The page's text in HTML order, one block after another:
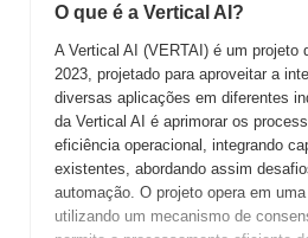
O que é a Vertical AI?
A Vertical AI (VERTAI) é um projeto
2023, projetado para aproveitar a
diversas aplicações em diferentes
da Vertical AI é aprimorar os
eficiência operacional, integrando
existentes, abordando assim
automação. O projeto opera em
utilizando um mecanismo de